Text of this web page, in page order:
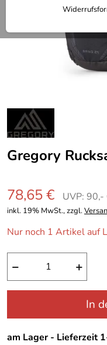
Gregory
78,65 € UVP: 90,-
inkl. 19% MwSt., zzgl.
Nur noch 1 Artikel auf
− +
In
am Lager - Lieferzeit